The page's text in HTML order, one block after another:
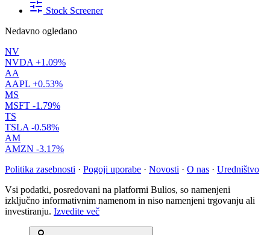
Stock Screener
Nedavno ogledano
NV
NVDA +1.09%
AA
AAPL +0.53%
MS
MSFT -1.79%
TS
TSLA -0.58%
AM
AMZN -3.17%
Politika zasebnosti · Pogoji uporabe · Novosti · O nas · Uredništvo
Vsi podatki, posredovani na platformi Bulios, so namenjeni
izključno informativnim namenom in niso namenjeni trgovanju ali
investiranju. Izvedite več